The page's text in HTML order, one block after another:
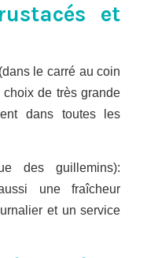
et
(dans le carré au coin
de très grande
dans toutes les
des guillemins):
une fraîcheur
et un service